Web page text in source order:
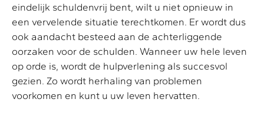
eindelijk schuldenvrij bent, wilt u niet opnieuw in
een vervelende situatie terechtkomen. Er wordt dus
ook aandacht besteed aan de achterliggende
oorzaken voor de schulden. Wanneer uw hele leven
op orde is, wordt de hulpverlening als succesvol
gezien. Zo wordt herhaling van problemen
voorkomen en kunt u uw leven hervatten.